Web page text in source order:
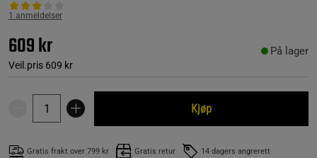
1 anmeldelser
609 kr
Veil.pris 609 kr
På lager
Kjøp
Gratis frakt over 799 kr Gratis retur 14 dagers angrerett